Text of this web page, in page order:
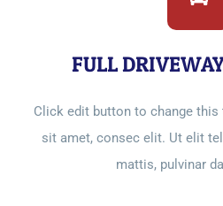
FULL
Click edit button to change
sit amet, consec elit. Ut elit
mattis, pulvinar